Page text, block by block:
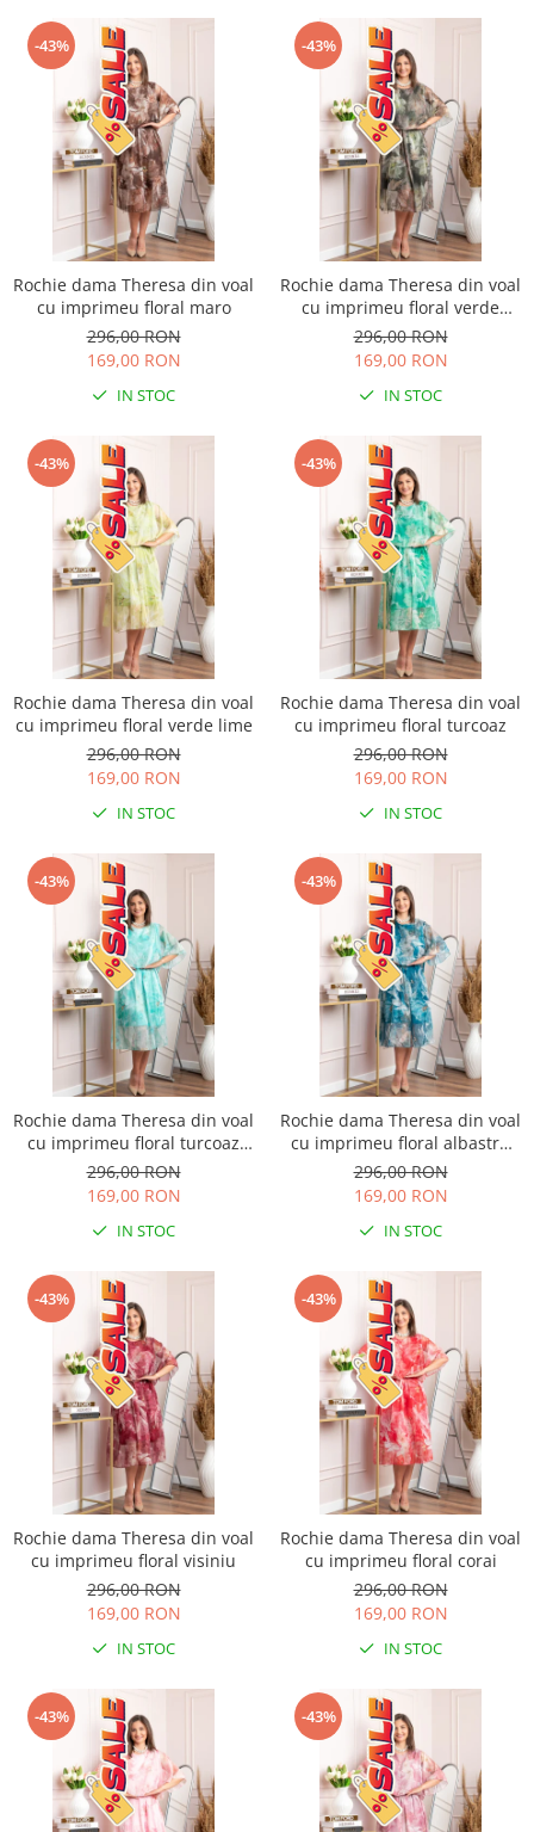
-43%
Rochie dama Theresa din voal
cu imprimeu floral maro
296,00 RON
169,00 RON
IN STOC
-43%
Rochie dama Theresa din voal
cu imprimeu floral verde
salvie
296,00 RON
169,00 RON
IN STOC
-43%
Rochie dama Theresa din voal
cu imprimeu floral verde lime
296,00 RON
169,00 RON
IN STOC
-43%
Rochie dama Theresa din voal
cu imprimeu floral turcoaz
296,00 RON
169,00 RON
IN STOC
-43%
Rochie dama Theresa din voal
cu imprimeu floral turcoaz
aqua
296,00 RON
169,00 RON
IN STOC
-43%
Rochie dama Theresa din voal
cu imprimeu floral albastru
petrol
296,00 RON
169,00 RON
IN STOC
-43%
Rochie dama Theresa din voal
cu imprimeu floral visiniu
296,00 RON
169,00 RON
IN STOC
-43%
Rochie dama Theresa din voal
cu imprimeu floral corai
296,00 RON
169,00 RON
IN STOC
-43% -43%